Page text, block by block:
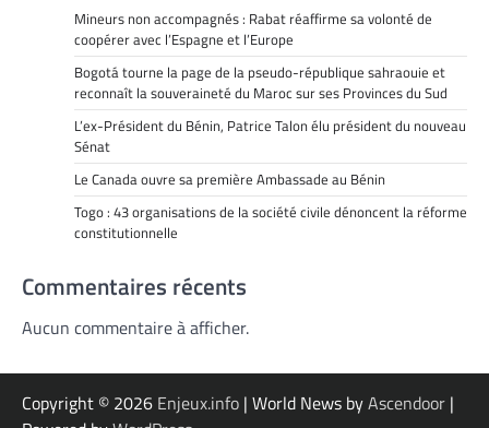
Mineurs non accompagnés : Rabat réaffirme sa volonté de
coopérer avec l’Espagne et l’Europe
Bogotá tourne la page de la pseudo-république sahraouie et
reconnaît la souveraineté du Maroc sur ses Provinces du Sud
L’ex-Président du Bénin, Patrice Talon élu président du nouveau
Sénat
Le Canada ouvre sa première Ambassade au Bénin
Togo : 43 organisations de la société civile dénoncent la réforme
constitutionnelle
Commentaires récents
Aucun commentaire à afficher.
Copyright © 2026 Enjeux.info | World News byAscendoor |